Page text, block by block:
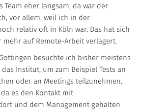
Team eher langsam, da war der
vor allem, weil ich in der
relativ oft in Köln war. Das hat sich
mehr auf Remote-Arbeit verlagert.
besuchte ich bisher meistens
Institut, um zum Beispiel Tests an
oder an Meetings teilzunehmen.
es den Kontakt mit
und dem Management gehalten